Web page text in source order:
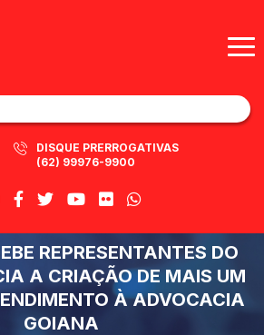
DISQUE PRERROGATIVAS
(62) 99976-9900
REPRESENTANTES DO
A CRIAÇÃO DE MAIS UM
À ADVOCACIA
GOIANA